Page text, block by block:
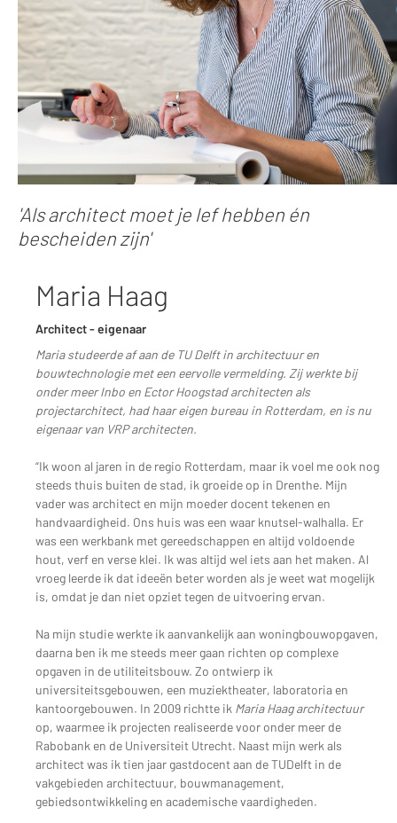
'Als architect moet je lef hebben én
bescheiden zijn'
Maria Haag
Architect - eigenaar
Maria studeerde af aan de TU Delft in architectuur en
bouwtechnologie met een eervolle vermelding. Zij werkte bij
onder meer Inbo en Ector Hoogstad architecten als
projectarchitect, had haar eigen bureau in Rotterdam, en is nu
eigenaar van VRP architecten.
“Ik woon al jaren in de regio Rotterdam, maar ik voel me ook nog
steeds thuis buiten de stad, ik groeide op in Drenthe. Mijn
vader was architect en mijn moeder docent tekenen en
handvaardigheid. Ons huis was een waar knutsel-walhalla. Er
was een werkbank met gereedschappen en altijd voldoende
hout, verf en verse klei. Ik was altijd wel iets aan het maken. Al
vroeg leerde ik dat ideeën beter worden als je weet wat mogelijk
is, omdat je dan niet opziet tegen de uitvoering ervan.
Na mijn studie werkte ik aanvankelijk aan woningbouwopgaven,
daarna ben ik me steeds meer gaan richten op complexe
opgaven in de utiliteitsbouw. Zo ontwierp ik
universiteitsgebouwen, een muziektheater, laboratoria en
kantoorgebouwen. In 2009 richtte ik Maria Haag architectuur
op, waarmee ik projecten realiseerde voor onder meer de
Rabobank en de Universiteit Utrecht. Naast mijn werk als
architect was ik tien jaar gastdocent aan de TUDelft in de
vakgebieden architectuur, bouwmanagement,
gebiedsontwikkeling en academische vaardigheden.